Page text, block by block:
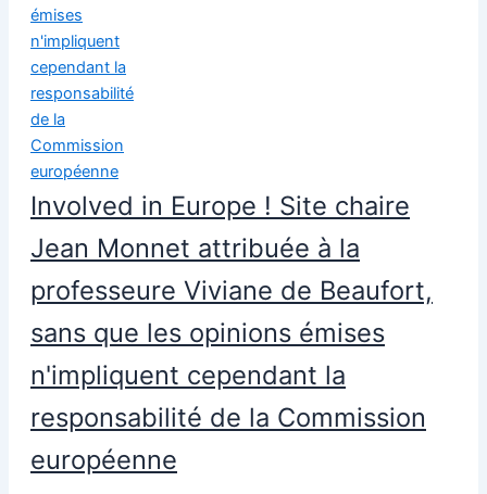
Involved in Europe ! Site chaire
Jean Monnet attribuée à la
professeure Viviane de Beaufort,
sans que les opinions émises
n'impliquent cependant la
responsabilité de la Commission
européenne